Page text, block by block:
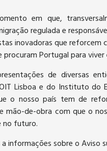
em que,
regulada e
inovadoras que reforcem
Portugal para viver
de diversas
Lisboa e do Instituto do
o nosso país tem de
mão-de-obra com que o
no futuro.
informações sobre o Aviso